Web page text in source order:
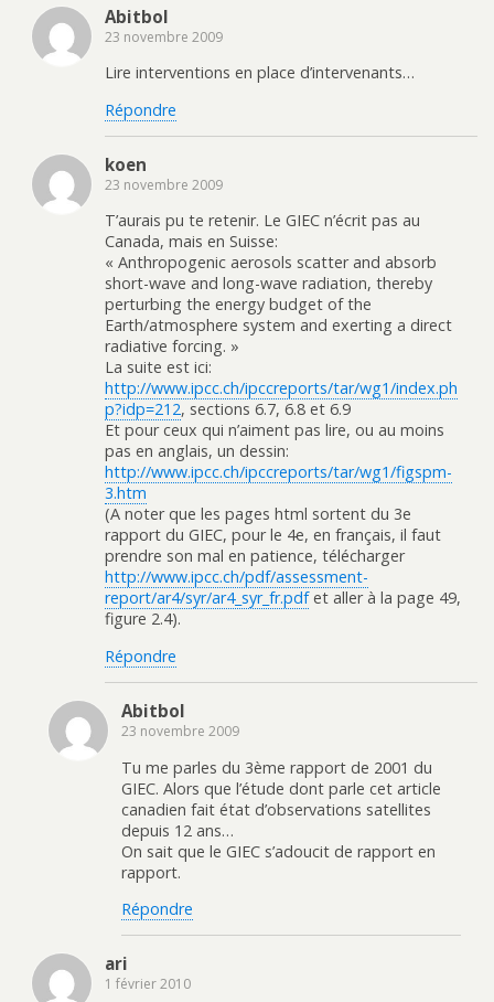
Abitbol
23 novembre 2009
Lire interventions en place d’intervenants…
Répondre
koen
23 novembre 2009
T’aurais pu te retenir. Le GIEC n’écrit pas au
Canada, mais en Suisse:
« Anthropogenic aerosols scatter and absorb
short-wave and long-wave radiation, thereby
perturbing the energy budget of the
Earth/atmosphere system and exerting a direct
radiative forcing. »
La suite est ici:
http://www.ipcc.ch/ipccreports/tar/wg1/index.ph
p?idp=212, sections 6.7, 6.8 et 6.9
Et pour ceux qui n’aiment pas lire, ou au moins
pas en anglais, un dessin:
http://www.ipcc.ch/ipccreports/tar/wg1/figspm-
3.htm
(A noter que les pages html sortent du 3e
rapport du GIEC, pour le 4e, en français, il faut
prendre son mal en patience, télécharger
http://www.ipcc.ch/pdf/assessment-
report/ar4/syr/ar4_syr_fr.pdfet aller à la page 49,
figure 2.4).
Répondre
Abitbol
23 novembre 2009
Tu me parles du 3ème rapport de 2001 du
GIEC. Alors que l’étude dont parle cet article
canadien fait état d’observations satellites
depuis 12 ans…
On sait que le GIEC s’adoucit de rapport en
rapport.
Répondre
ari
1 février 2010